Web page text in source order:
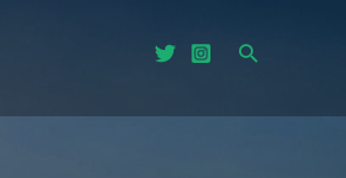
Buscar